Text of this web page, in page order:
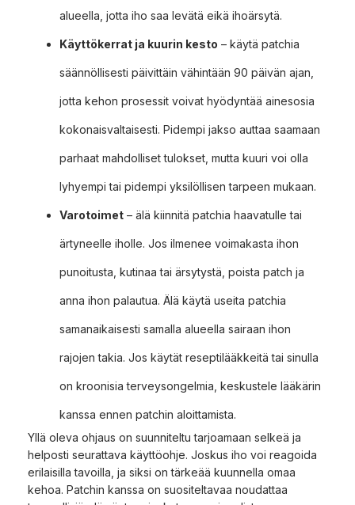
alueella, jotta iho saa levätä eikä ihoärsytä.
Käyttökerrat ja kuurin kesto – käytä patchia
säännöllisesti päivittäin vähintään 90 päivän ajan,
jotta kehon prosessit voivat hyödyntää ainesosia
kokonaisvaltaisesti. Pidempi jakso auttaa saamaan
parhaat mahdolliset tulokset, mutta kuuri voi olla
lyhyempi tai pidempi yksilöllisen tarpeen mukaan.
Varotoimet – älä kiinnitä patchia haavatulle tai
ärtyneelle iholle. Jos ilmenee voimakasta ihon
punoitusta, kutinaa tai ärsytystä, poista patch ja
anna ihon palautua. Älä käytä useita patchia
samanaikaisesti samalla alueella sairaan ihon
rajojen takia. Jos käytät reseptilääkkeitä tai sinulla
on kroonisia terveysongelmia, keskustele lääkärin
kanssa ennen patchin aloittamista.
Yllä oleva ohjaus on suunniteltu tarjoamaan selkeä ja
helposti seurattava käyttöohje. Joskus iho voi reagoida
erilaisilla tavoilla, ja siksi on tärkeää kuunnella omaa
kehoa. Patchin kanssa on suositeltavaa noudattaa